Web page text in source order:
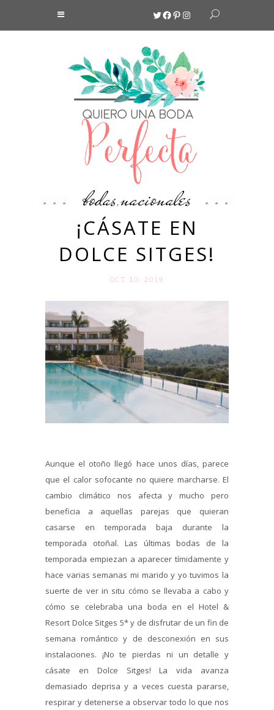
Twitter
Facebook
Pinterest
Instagram
bodas,nacionales
¡CÁSATE EN
DOLCE SITGES!
OCT 10. 2019
Aunque el otoño llegó hace unos días, parece
que el calor sofocante no quiere marcharse. El
cambio climático nos afecta y mucho pero
beneficia a aquellas parejas que quieran
casarse en temporada baja durante la
temporada otoñal. Las últimas bodas de la
temporada empiezan a aparecer tímidamente y
hace varias semanas mi marido y yo tuvimos la
suerte de ver in situ cómo se llevaba a cabo y
cómo se celebraba una boda en el Hotel &
Resort Dolce Sitges 5* y de disfrutar de un fin de
semana romántico y de desconexión en sus
instalaciones. ¡No te pierdas ni un detalle y
cásate en Dolce Sitges! La vida avanza
demasiado deprisa y a veces cuesta pararse,
respirar y detenerse a observar todo lo que nos